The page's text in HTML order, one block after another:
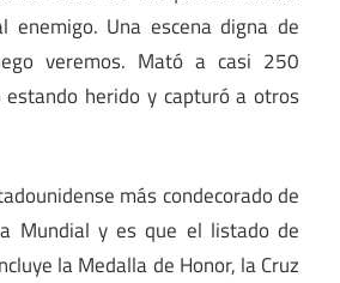
enemigo. Una escena digna de
veremos. Mató a casi 250
estando herido y capturó a otros
más condecorado de
Mundial y es que el listado de
la Medalla de Honor, la Cruz